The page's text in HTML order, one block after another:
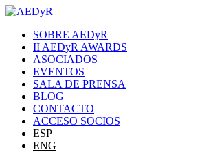
SOBRE AEDyR
II AEDyR AWARDS
ASOCIADOS
EVENTOS
SALA DE PRENSA
BLOG
CONTACTO
ACCESO SOCIOS
ESP
ENG